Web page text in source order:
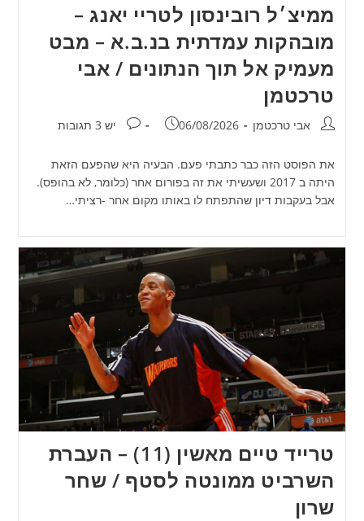
ממיצ׳ל רובינסון לטריי יאנג –
מובהקות עמדתית בנ.ב.א – מבט
מעמיק אל תוך הנתונים / אבי
טרכטמן
מחבר:אבי טרכטמן פורסם:
06/08/2026 תגובות:
יש 3 תגובות
את הפוסט הזה כבר כתבתי פעם. הבעיה היא שהפעם הזאת
היתה ב 2017 ושעשיתי את זה בפורום אחר (כלומר, לא בהופס).
אבל בעקבות דיון שהתפתח לו באותו מקום אחר -רציתי…
טרייד טיים מאשין (11) – העברת
השרביט ממונטה לסטף / שחר
שרון